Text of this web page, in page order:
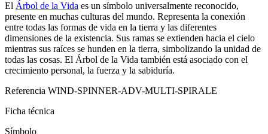
El Árbol de la Vida es un símbolo universalmente reconocido,
presente en muchas culturas del mundo. Representa la conexión
entre todas las formas de vida en la tierra y las diferentes
dimensiones de la existencia. Sus ramas se extienden hacia el cielo
mientras sus raíces se hunden en la tierra, simbolizando la unidad de
todas las cosas. El Árbol de la Vida también está asociado con el
crecimiento personal, la fuerza y la sabiduría.
Referencia WIND-SPINNER-ADV-MULTI-SPIRALE
Ficha técnica
Símbolo